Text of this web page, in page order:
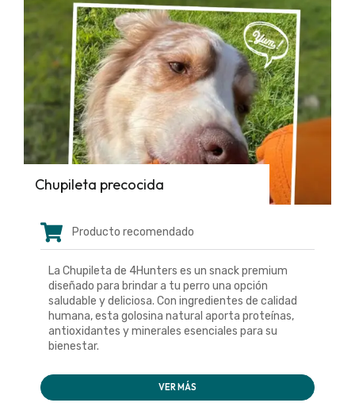
Chupileta precocida
Producto recomendado
La Chupileta de 4Hunters es un snack premium
diseñado para brindar a tu perro una opción
saludable y deliciosa. Con ingredientes de calidad
humana, esta golosina natural aporta proteínas,
antioxidantes y minerales esenciales para su
bienestar.
VER MÁS